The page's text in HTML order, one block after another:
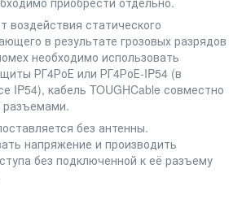
воздействия статического
в результате грозовых разрядов
необходимо использовать
РГ4РоЕ или РГ4РоЕ-IP54 (в
IP54), кабель TOUGHCable совместно
разъемами.
без антенны.
напряжение и производить
без подключенной к её разъему